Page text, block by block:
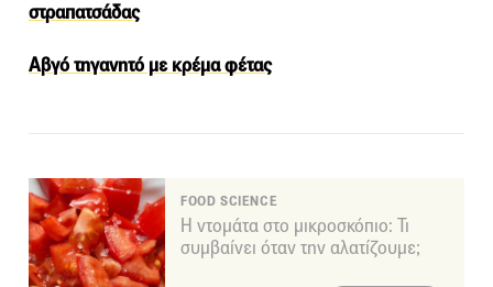
στραπατσάδας
Αβγό τηγανητό με κρέμα φέτας
FOOD SCIENCE
Η ντομάτα στο μικροσκόπιο: Τι
συμβαίνει όταν την αλατίζουμε;